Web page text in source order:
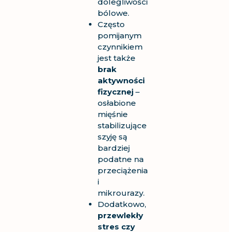
bólowe.
Często
pomijanym
czynnikiem
jest także
brak
aktywności
fizycznej–
osłabione
mięśnie
stabilizujące
szyję są
bardziej
podatne na
przeciążenia
i
mikrourazy.
Dodatkowo,
przewlekły
stres czy